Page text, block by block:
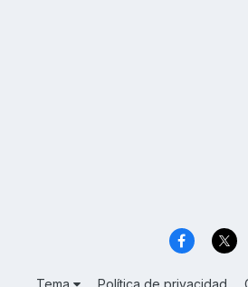
Tema Política de privacidad